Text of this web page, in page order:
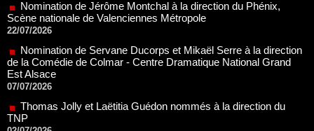
Nomination de Servane Ducorps et Mikaël Serre à la direction
de la Comédie de Colmar - Centre Dramatique National Grand
Est Alsace
Thomas Jolly et Laëtitia Guédon nommés à la direction du
TNP
02/07/2026
Fonds SACD Théâtre : les lauréats 2026
23/06/2026